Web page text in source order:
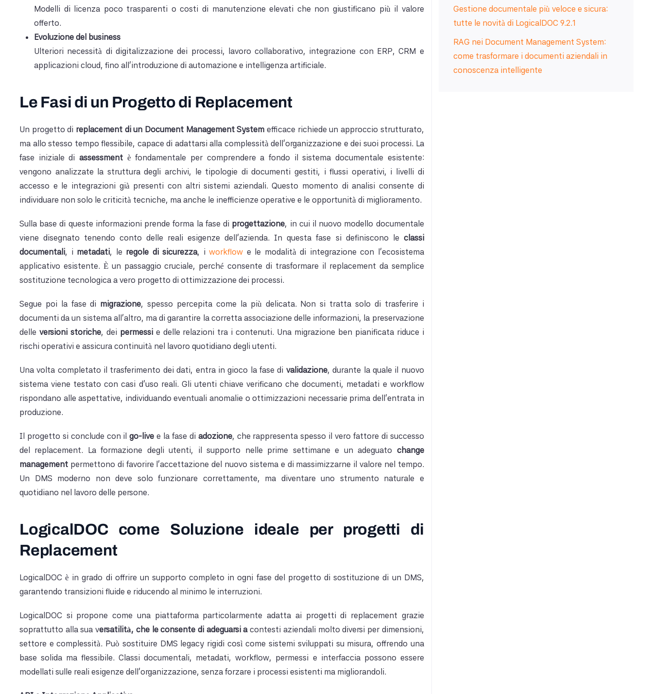
Modelli di licenza poco trasparenti o costi di manutenzione elevati che non giustificano più il valore
offerto.
Evoluzione del business
Ulteriori necessità di digitalizzazione dei processi, lavoro collaborativo, integrazione con ERP, CRM e
applicazioni cloud, fino all'introduzione di automazione e intelligenza artificiale.
Le Fasi di un Progetto di Replacement
Un progetto di replacement di un Document Management System efficace richiede un approccio strutturato,
ma allo stesso tempo flessibile, capace di adattarsi alla complessità dell’organizzazione e dei suoi processi. La
fase iniziale diassessment è fondamentale per comprendere a fondo il sistema documentale esistente:
vengono analizzate la struttura degli archivi, le tipologie di documenti gestiti, i flussi operativi, i livelli di
accesso e le integrazioni già presenti con altri sistemi aziendali. Questo momento di analisi consente di
individuare non solo le criticità tecniche, ma anche le inefficienze operative e le opportunità di miglioramento.
Sulla base di queste informazioni prende forma la fase di progettazione, in cui il nuovo modello documentale
viene disegnato tenendo conto delle reali esigenze dell’azienda. In questa fase si definiscono le classi
documentali, i metadati, le regole di sicurezza, iworkflow e le modalità di integrazione con l’ecosistema
applicativo esistente. È un passaggio cruciale, perché consente di trasformare il replacement da semplice
sostituzione tecnologica a vero progetto di ottimizzazione dei processi.
Segue poi la fase di migrazione, spesso percepita come la più delicata. Non si tratta solo di trasferire i
documenti da un sistema all’altro, ma di garantire la corretta associazione delle informazioni, la preservazione
delle versioni storiche, dei permessie delle relazioni tra i contenuti. Una migrazione ben pianificata riduce i
rischi operativi e assicura continuità nel lavoro quotidiano degli utenti.
Una volta completato il trasferimento dei dati, entra in gioco la fase di validazione, durante la quale il nuovo
sistema viene testato con casi d’uso reali. Gli utenti chiave verificano che documenti, metadati e workflow
rispondano alle aspettative, individuando eventuali anomalie o ottimizzazioni necessarie prima dell’entrata in
produzione.
Il progetto si conclude con ilgo-live e la fase di adozione, che rappresenta spesso il vero fattore di successo
del replacement. La formazione degli utenti, il supporto nelle prime settimane e un adeguato change
management permettono di favorire l’accettazione del nuovo sistema e di massimizzarne il valore nel tempo.
Un DMS moderno non deve solo funzionare correttamente, ma diventare uno strumento naturale e
quotidiano nel lavoro delle persone.
LogicalDOC come Soluzione ideale per progetti di
Replacement
LogicalDOC è in grado di offrire un supporto completo in ogni fase del progetto di sostituzione di un DMS,
garantendo transizioni fluide e riducendo al minimo le interruzioni.
LogicalDOC si propone come una piattaforma particolarmente adatta ai progetti di replacement grazie
soprattutto alla sua versatilità, che le consente di adeguarsi acontesti aziendali molto diversi per dimensioni,
settore e complessità. Può sostituire DMS legacy rigidi così come sistemi sviluppati su misura, offrendo una
base solida ma flessibile. Classi documentali, metadati, workflow, permessi e interfaccia possono essere
modellati sulle reali esigenze dell’organizzazione, senza forzare i processi esistenti ma migliorandoli.
Gestione documentale più veloce e sicura:
tutte le novità di LogicalDOC 9.2.1
RAG nei Document Management System:
come trasformare i documenti aziendali in
conoscenza intelligente